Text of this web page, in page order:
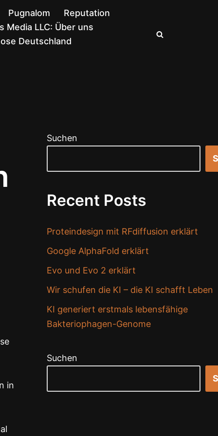
Pugnalom
Reputation
Media LLC: Über uns
Deutschland
in
Suchen
Recent Posts
Proteindesign mit RFdiffusion erklärt
Google AlphaFold erklärt
Evo und Evo 2 erklärt
Wir schufen die KI – die KI schafft Leben
KI generiert erstmals lebensfähige
Bakteriophagen-Genome
Suchen